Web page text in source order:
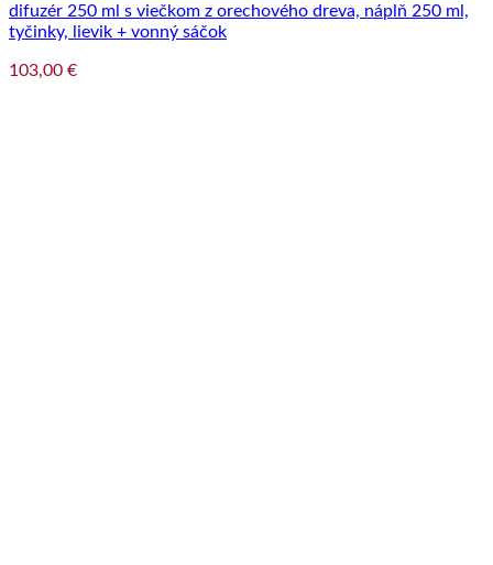
difuzér 250 ml s viečkom z orechového dreva, náplň 250 ml,
tyčinky, lievik + vonný sáčok
103,00 €